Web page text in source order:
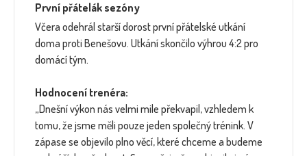
První přátelák sezóny
Včera odehrál starší dorost první přátelské utkání
doma proti Benešovu. Utkání skončilo výhrou 4:2 pro
domácí tým.
Hodnocení trenéra:
„Dnešní výkon nás velmi mile překvapil, vzhledem k
tomu, že jsme měli pouze jeden společný trénink. V
zápase se objevilo plno věcí, které chceme a budeme